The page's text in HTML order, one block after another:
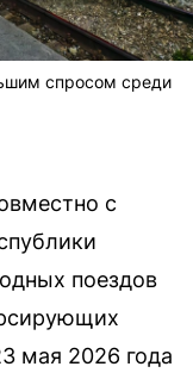
спросом среди
с
поездов
мая 2026 года